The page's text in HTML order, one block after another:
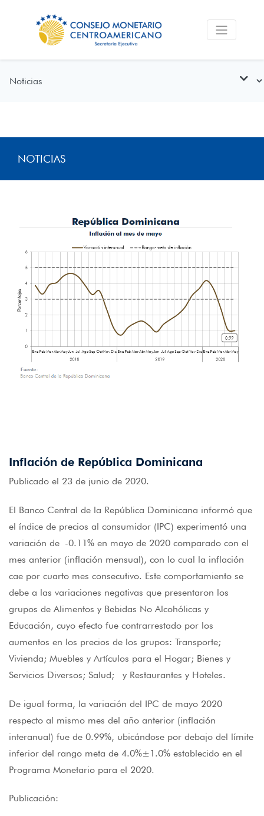
NOTICIAS
Inflación de República Dominicana
Publicado el 23 de junio de 2020.
El Banco Central de la República Dominicana informó que
el índice de precios al consumidor (IPC) experimentó una
variación de -0.11% en mayo de 2020 comparado con el
mes anterior (inflación mensual), con lo cual la inflación
cae por cuarto mes consecutivo. Este comportamiento se
debe a las variaciones negativas que presentaron los
grupos de Alimentos y Bebidas No Alcohólicas y
Educación, cuyo efecto fue contrarrestado por los
aumentos en los precios de los grupos: Transporte;
Vivienda; Muebles y Artículos para el Hogar; Bienes y
Servicios Diversos; Salud; y Restaurantes y Hoteles.
De igual forma, la variación del IPC de mayo 2020
respecto al mismo mes del año anterior (inflación
interanual) fue de 0.99%, ubicándose por debajo del límite
inferior del rango meta de 4.0%±1.0% establecido en el
Programa Monetario para el 2020.
Publicación: